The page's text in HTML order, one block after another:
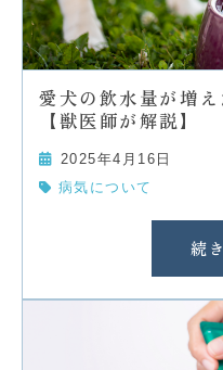
愛犬の飲水量が増
【獣医師が解説】
2025年4月16日
病気について
続